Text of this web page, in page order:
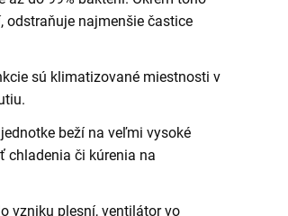
odstraňuje najmenšie častice
sú klimatizované miestnosti v
beží na veľmi vysoké
chladenia či kúrenia na
vzniku plesní, ventilátor vo